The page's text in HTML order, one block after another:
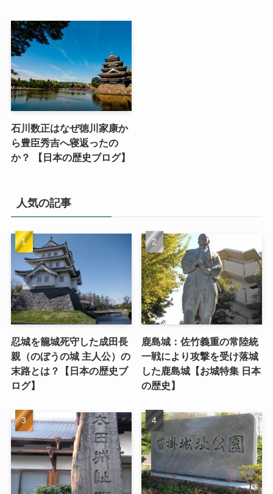
石川数正はなぜ徳川家康か
ら豊臣秀吉へ寝返ったの
か？ 【日本の歴史ブログ】
人気の記事
忍城を籠城死守した成田長
親（のぼうの城 主人公）の
末路とは？【日本の歴史ブ
ログ】
鹿島城：佐竹義重の常陸統
一戦により攻撃を受け落城
した鹿島城【お城特集 日本
の歴史】